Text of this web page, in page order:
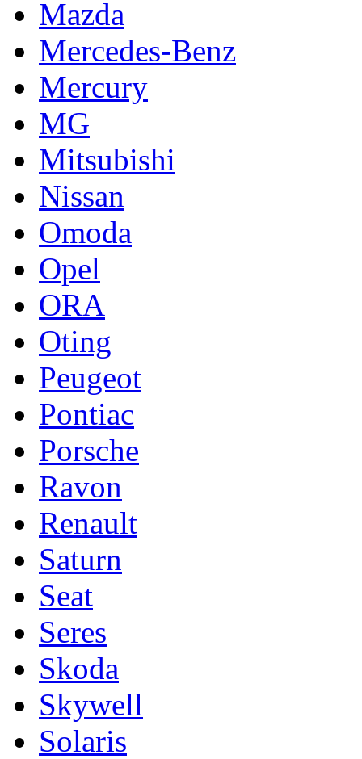
Mazda
Mercedes-Benz
Mercury
MG
Mitsubishi
Nissan
Omoda
Opel
ORA
Oting
Peugeot
Pontiac
Porsche
Ravon
Renault
Saturn
Seat
Seres
Skoda
Skywell
Solaris